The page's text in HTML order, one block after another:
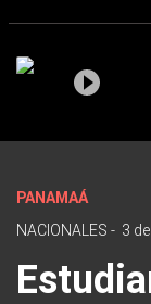
PANAMAÁ
NACIONALES - 3